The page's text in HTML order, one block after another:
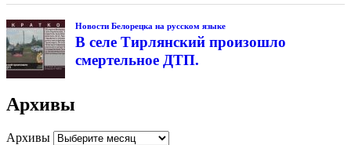
Новости Белорецка на русском языке
В селе Тирлянский произошло
смертельное ДТП.
Архивы
Архивы